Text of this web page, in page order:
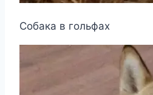
Собака в гольфах